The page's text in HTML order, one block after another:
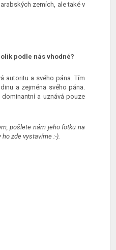
zemích, ale také v
podle nás vhodné?
autoritu a svého pána. Tím
a zejména svého pána.
dominantní a uznává pouze
pošlete nám jeho fotku na
ho zde vystavíme :-).